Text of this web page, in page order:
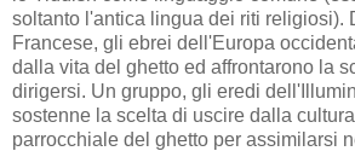
soltanto l'antica lingua dei riti religiosi).
Francese, gli ebrei dell'Europa
dalla vita del ghetto ed affrontarono la
dirigersi. Un gruppo, gli eredi
sostenne la scelta di uscire dalla
parrocchiale del ghetto per assimilarsi